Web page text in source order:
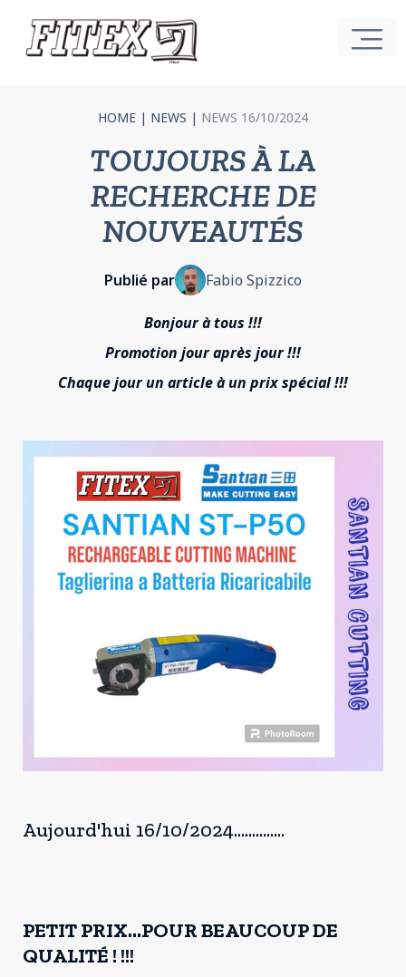
HOME | NEWS | NEWS 16/10/2024
TOUJOURS À LA
RECHERCHE DE
NOUVEAUTÉS
Publié par Fabio Spizzico
Bonjour à tous !!!
Promotion jour après jour !!!
Chaque jour un article à un prix spécial !!!
Aujourd'hui 16/10/2024..............
PETIT PRIX…POUR BEAUCOUP DE
QUALITÉ ! !!!